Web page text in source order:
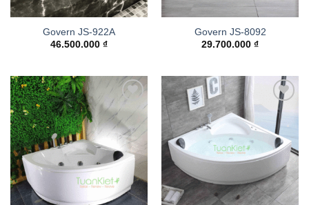
Govern JS-922A
46.500.000 ₫
Govern JS-8092
29.700.000 ₫
Add to
wishlist
Add to
wishlist